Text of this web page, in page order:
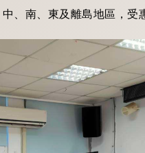
、南、東及離島地區，受